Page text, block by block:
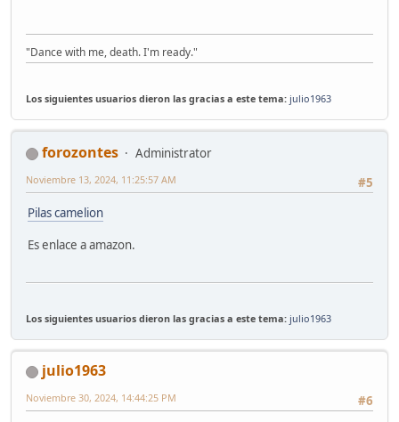
"Dance with me, death. I'm ready."
Los siguientes usuarios dieron las gracias a este tema: julio1963
forozontes
Administrator
#5
Noviembre 13, 2024, 11:25:57 AM
Pilas camelion
Es enlace a amazon.
Los siguientes usuarios dieron las gracias a este tema: julio1963
julio1963
#6
Noviembre 30, 2024, 14:44:25 PM